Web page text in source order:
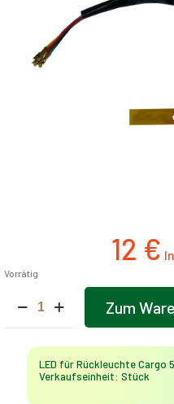
12 €
Vorrätig
Zum
Alternative:
LED für Rückleuchte Cargo
Verkaufseinheit: Stück